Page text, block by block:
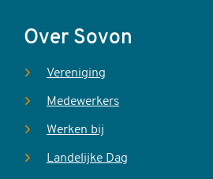
Over Sovon
Vereniging
Medewerkers
Werken bij
Landelijke Dag